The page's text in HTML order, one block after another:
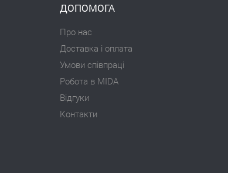
ДОПОМОГА
Про нас
Доставка і оплата
Умови співпраці
Робота в MIDA
Відгуки
Контакти